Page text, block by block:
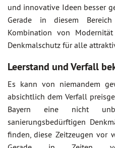
und innovative Ideen besser
Gerade in diesem
Kombination von
Denkmalschutz für alle
Leerstand und Verfall
Es kann von niemandem
absichtlich dem Verfall
Bayern eine nicht
sanierungsbedürftigen
finden, diese Zeitzeugen vor